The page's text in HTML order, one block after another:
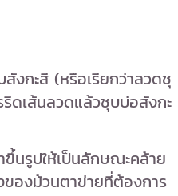
งกะสี (หรือเรียกว่าลวดชุ
ดเส้นลวดแล้วชุบบ่อสังกะ
ขึ้นรูปให้เป็นลักษณะคล้าย
องม้วนตาข่ายที่ต้องการ